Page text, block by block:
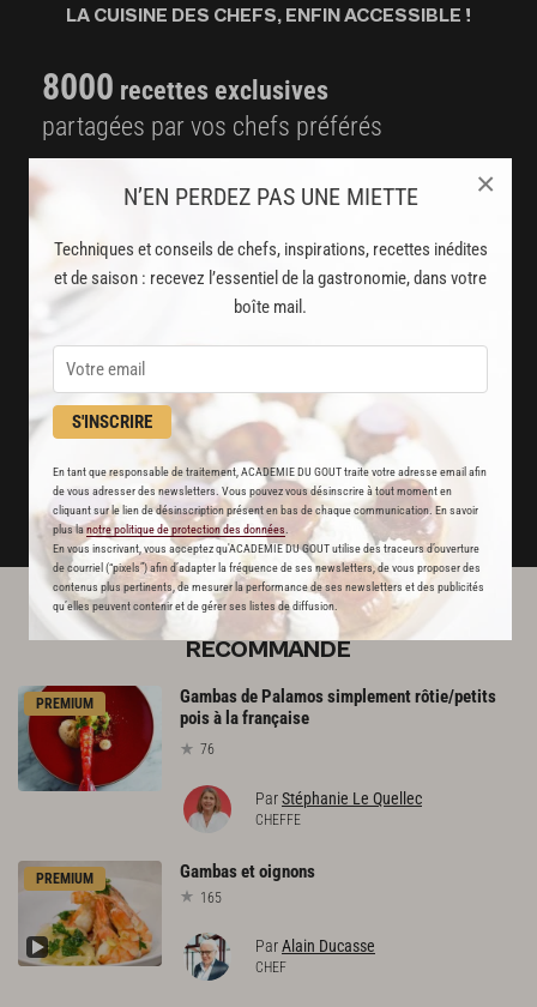
N’EN PERDEZ PAS UNE MIETTE
Techniques et conseils de chefs, inspirations, recettes inédites
et de saison : recevez l’essentiel de la gastronomie, dans votre
boîte mail.
S'INSCRIRE
En tant que responsable de traitement, ACADEMIE DU GOUT traite votre adresse email afin
de vous adresser des newsletters. Vous pouvez vous désinscrire à tout moment en
cliquant sur le lien de désinscription présent en bas de chaque communication. En savoir
plus lanotre politique de protection des données
En vous inscrivant, vous acceptez qu'ACADEMIE DU GOUT utilise des traceurs d’ouverture
de courriel (“pixels”) afin d’adapter la fréquence de ses newsletters, de vous proposer des
contenus plus pertinents, de mesurer la performance de ses newsletters et des publicités
qu’elles peuvent contenir et de gérer ses listes de diffusion.
×
LA CUISINE DES CHEFS, ENFIN ACCESSIBLE !
8000 recettes exclusives
partagées par vos chefs préférés
2000
vidéos de recettes
Des nouveautés
disponibles chaque semaine
Stop pub
un service garanti sans publicité
JE M'ABONNE
DÉJÀ ABONNÉ(E) ? JE ME CONNECTE
L'ACADÉMIE DU GOÛT VOUS
RECOMMANDE
PREMIUM
Gambas de Palamos simplement rôtie/petits
pois à la française
76
ParStéphanie Le Quellec
CHEFFE
PREMIUM Gambasetoignons
165
ParAlain Ducasse
CHEF